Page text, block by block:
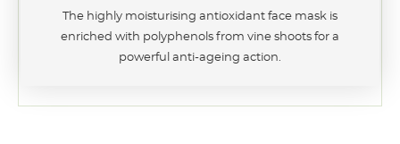
The highly moisturising antioxidant face mask is
enriched with polyphenols from vine shoots for a
powerful anti-ageing action.